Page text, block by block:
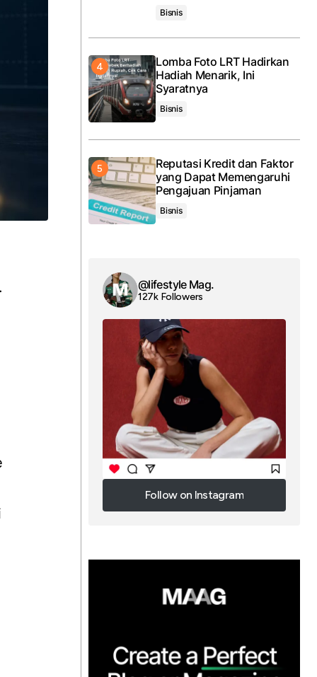
Bisnis
Lomba Foto LRT Hadirkan
Hadiah Menarik, Ini
Syaratnya
Bisnis
Reputasi Kredit dan Faktor
yang Dapat Memengaruhi
Pengajuan Pinjaman
Bisnis
@lifestyle Mag.
127k Followers
Follow on Instagram
Follow on Instagram